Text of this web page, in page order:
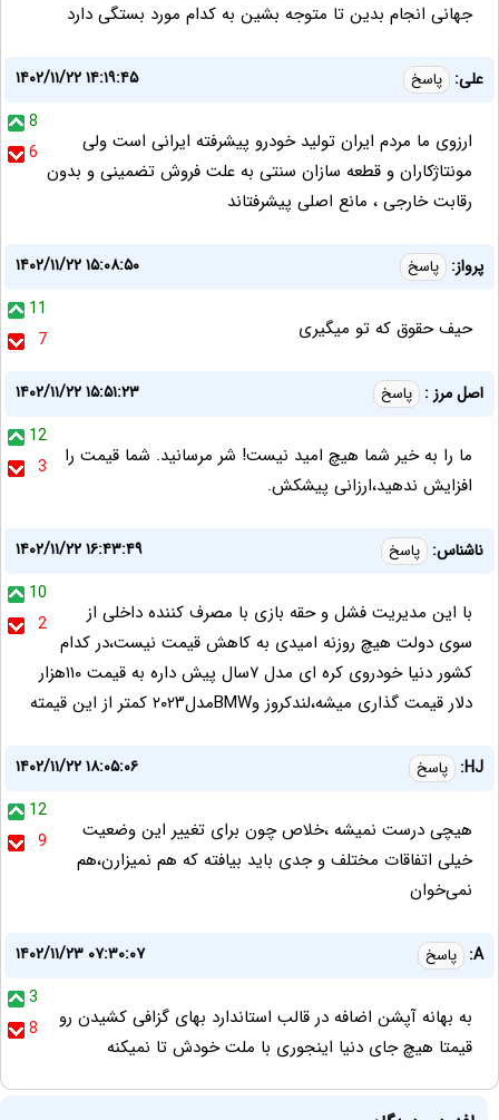
جهانی انجام بدین تا متوجه بشین به کدام مورد بستگی دارد
علی: پاسخ
۱۴۰۲/۱۱/۲۲ ۱۴:۱۹:۴۵
8
6
ارزوی ما مردم ایران تولید خودرو پیشرفته ایرانی است ولی
مونتاژکاران و قطعه سازان سنتی به علت فروش تضمینی و بدون
رقابت خارجی ، مانع اصلی پیشرفتاند
پرواز: پاسخ
۱۴۰۲/۱۱/۲۲ ۱۵:۰۸:۵۰
11
7
حیف حقوق که تو میگیری
اصل مرز : پاسخ
۱۴۰۲/۱۱/۲۲ ۱۵:۵۱:۲۳
12
3
ما را به خیر شما هیچ امید نیست! شر مرسانید. شما قیمت را
افزایش ندهید،ارزانی پیشکش.
ناشناس: پاسخ
۱۴۰۲/۱۱/۲۲ ۱۶:۴۳:۴۹
10
2
با این مدیریت فشل و حقه بازی با مصرف کننده داخلی از
سوی دولت هیچ روزنه امیدی به کاهش قیمت نیست،در کدام
کشور دنیا خودروی کره ای مدل ۷سال پیش داره به قیمت ۱۱۰هزار
دلار قیمت گذاری میشه،لندکروز وBMWمدل۲۰۲۳ کمتر از این قیمته
HJ: پاسخ
۱۴۰۲/۱۱/۲۲ ۱۸:۰۵:۰۶
12
9
هیچی درست نمیشه ،خلاص چون برای تغییر این وضعیت
خیلی اتفاقات مختلف و جدی باید بیافته که هم نمیزارن،هم
نمی‌خوان
A: پاسخ
۱۴۰۲/۱۱/۲۳ ۰۷:۳۰:۰۷
3
8
به بهانه آپشن اضافه در قالب استاندارد بهای گزافی کشیدن رو
قیمتا هیچ جای دنیا اینجوری با ملت خودش تا نمیکنه